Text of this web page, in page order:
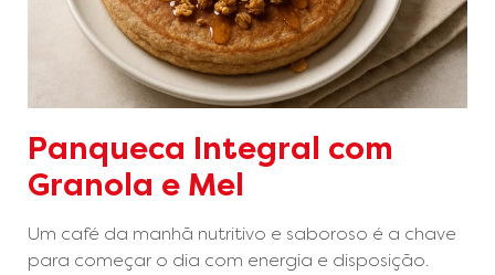
Panqueca Integral com
Granola e Mel
Um café da manhã nutritivo e saboroso é a chave
para começar o dia com energia e disposição.